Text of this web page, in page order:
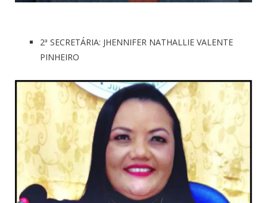
2ª SECRETÁRIA: JHENNIFER NATHALLIE VALENTE
PINHEIRO